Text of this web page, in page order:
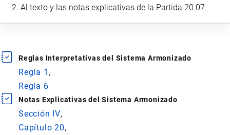
Al texto y las notas explicativas de la Partida 20.07.
Reglas Interpretativas del Sistema Armonizado
Regla 1
Regla 6
Notas Explicativas del Sistema Armonizado
Sección IV
Capítulo 20